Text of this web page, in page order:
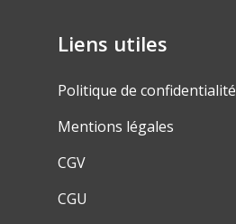
Liens utiles
Politique de confidentialité
Mentions légales
CGV
CGU